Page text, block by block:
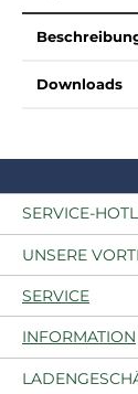
Downloads
SERVICE-
UNSERE
SERVICE
INFORMATION